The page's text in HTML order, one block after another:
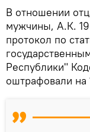
В отношении
мужчины, А.К.
протокол по
Республики"
оштрафовали на